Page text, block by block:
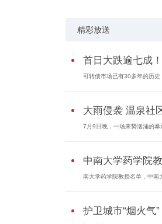
精彩放送
首日大跌逾七成
可转债市场已有30多年的历
大雨侵袭 温泉社
7月9日晚，一场来势汹涌的
中南大学药学院
南大学药学院教授名单，中南
护卫城市“烟火气